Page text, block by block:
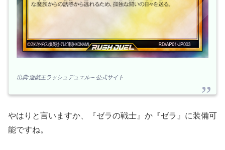
出典:遊戯王ラッシュデュエル – 公式サイト
やはりと言いますか、『ゼラの戦士』か『ゼラ』に装備可
能ですね。